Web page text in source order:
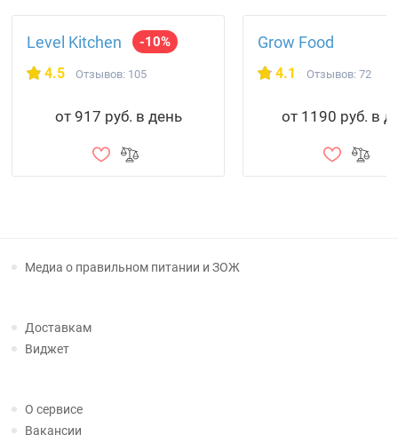
Level Kitchen -10%
4.5 Отзывов: 105
от 917 руб. в день
Grow Food
4.1 Отзывов: 72
от 1190 руб. в
Медиа о правильном питании и ЗОЖ
Доставкам
Виджет
О сервисе
Вакансии